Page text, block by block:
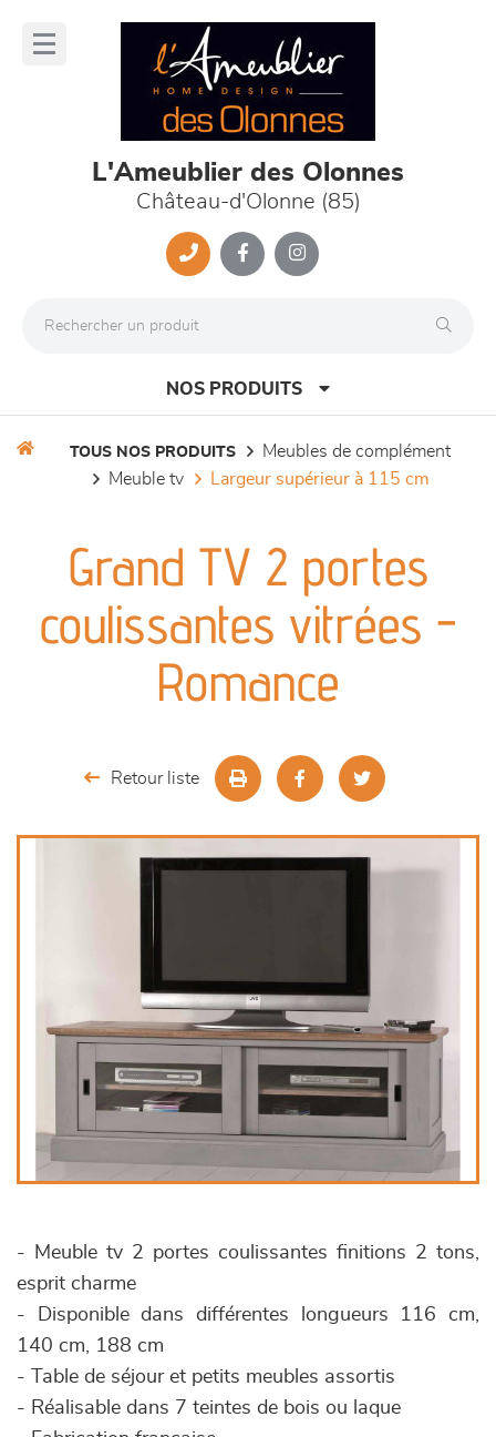
L'Ameublier des Olonnes
Château-d'Olonne (85)
NOS PRODUITS
séjours
meubles de complément
chambres et dressing
TOUS NOS PRODUITS
meubles de complément
meuble tv
largeur supérieur à 115 cm
Grand TV 2 portes
coulissantes vitrées -
Romance
Retour liste
- Meuble tv 2 portes coulissantes finitions 2 tons,
esprit charme
- Disponible dans différentes longueurs 116 cm,
140 cm, 188 cm
- Table de séjour et petits meubles assortis
- Réalisable dans 7 teintes de bois ou laque